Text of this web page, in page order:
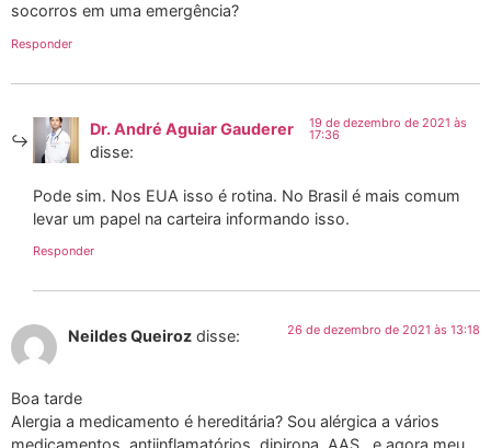
socorros em uma emergência?
Responder
Dr. André Aguiar Gauderer
disse:
19 de dezembro de 2021 às
17:36
Pode sim. Nos EUA isso é rotina. No Brasil é mais comum
levar um papel na carteira informando isso.
Responder
Neildes Queiroz disse: 26 de dezembro de 2021 às 13:18
Boa tarde
Alergia a medicamento é hereditária? Sou alérgica a vários
medicamentos, antiinflamatórios, dipirona, AAS.. e agora meu